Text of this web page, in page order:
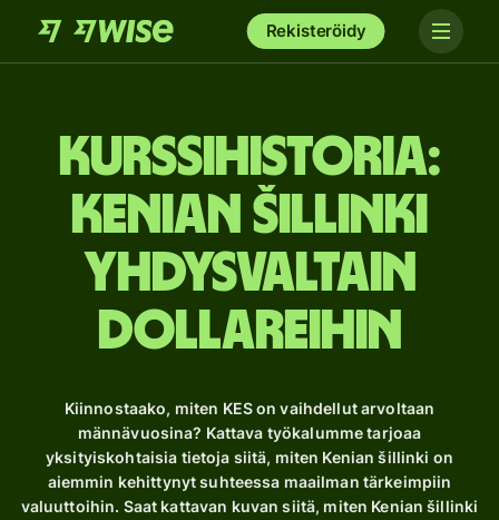
Rekisteröidy
Kurssihistoria:
Kenian šillinki
Yhdysvaltain
dollareihin
Kiinnostaako, miten KES on vaihdellut arvoltaan
männävuosina? Kattava työkalumme tarjoaa
yksityiskohtaisia ​​tietoja siitä, miten Kenian šillinki on
aiemmin kehittynyt suhteessa maailman tärkeimpiin
valuuttoihin. Saat kattavan kuvan siitä, miten Kenian šillinki